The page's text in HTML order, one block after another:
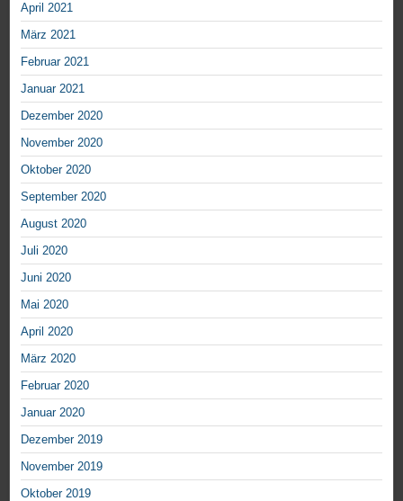
April 2021
März 2021
Februar 2021
Januar 2021
Dezember 2020
November 2020
Oktober 2020
September 2020
August 2020
Juli 2020
Juni 2020
Mai 2020
April 2020
März 2020
Februar 2020
Januar 2020
Dezember 2019
November 2019
Oktober 2019